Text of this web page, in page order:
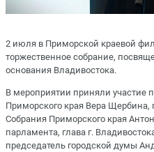
2 июля в Приморской краевой
торжественное собрание,
основания Владивостока.
В мероприятии приняли участие
Приморского края Вера Щербина,
Собрания Приморского края
парламента, глава г.
председатель городской думы